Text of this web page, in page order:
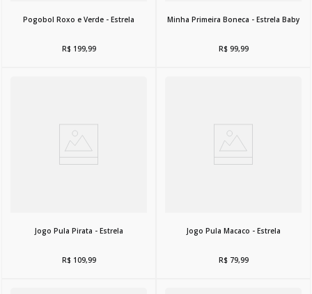
Pogobol Roxo e Verde - Estrela
R$ 199,99
Minha Primeira Boneca - Estrela Baby
R$ 99,99
Jogo Pula Pirata - Estrela
R$ 109,99
Jogo Pula Macaco - Estrela
R$ 79,99